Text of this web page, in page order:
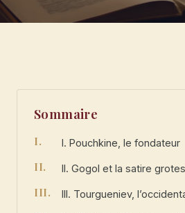
Sommaire
I. Pouchkine, le fondateur
II. Gogol et la satire
III. Tourgueniev,